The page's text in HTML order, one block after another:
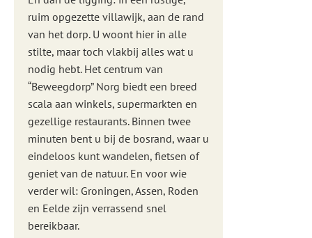
ruim opgezette villawijk, aan de rand
van het dorp. U woont hier in alle
stilte, maar toch vlakbij alles wat u
nodig hebt. Het centrum van
“Beweegdorp” Norg biedt een breed
scala aan winkels, supermarkten en
gezellige restaurants. Binnen twee
minuten bent u bij de bosrand, waar u
eindeloos kunt wandelen, fietsen of
geniet van de natuur. En voor wie
verder wil: Groningen, Assen, Roden
en Eelde zijn verrassend snel
bereikbaar.